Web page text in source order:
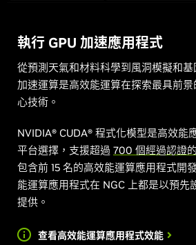
執行 GPU 加速應用程式
從預測天氣和材料科學到風洞模擬和
加速運算是高效能運算在探索最具前
心技術。
NVIDIA® CUDA® 程式化模型是高效能
平台選擇，支援超過 700 個經過認證
包含前 15 名的高效能運算應用程式開
能運算應用程式在 NGC 上都是以預先
提供。
查看高效能運算應用程式效能